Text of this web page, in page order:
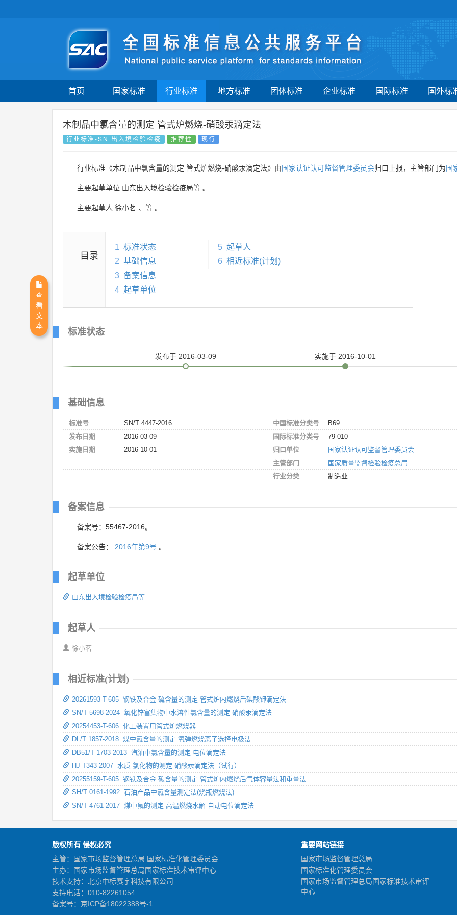
首页 国家标准 行业标准 地方标准 团体标准 企业标准 国际标准 国外标
木制品中氯含量的测定 管式炉燃烧-硝酸汞滴定法
行业标准-SN 出入境检验检疫 推荐性 现行
行业标准《木制品中氯含量的测定 管式炉燃烧-硝酸汞滴定法》由国家认证认可监督管理委员会归口上报，主管部门为国
主要起草单位 山东出入境检验检疫局等 。
主要起草人 徐小茗 、 等 。
目录
1 标准状态
2 基础信息
3 备案信息
4 起草单位
5 起草人
6 相近标准(计划)
标准状态
发布于 2016-03-09 实施于 2016-10-01
基础信息
标准号
SN/T 4447-2016
发布日期
2016-03-09
实施日期
2016-10-01
中国标准分类号
B69
国际标准分类号
79-010
归口单位
国家认证认可监督管理委员会
主管部门
国家质量监督检验检疫总局
行业分类
制造业
备案信息
备案号：55467-2016。
备案公告： 2016年第9号 。
起草单位
山东出入境检验检疫局等
起草人
徐小茗
相近标准(计划)
20261593-T-605 钢铁及合金 硫含量的测定 管式炉内燃烧后碘酸钾滴定法
SN/T 5698-2024 氧化锌富集物中水溶性氯含量的测定 硝酸汞滴定法
20254453-T-606 化工装置用管式炉燃烧器
DL/T 1857-2018 煤中氯含量的测定 氧弹燃烧离子选择电极法
DB51/T 1703-2013 汽油中氯含量的测定 电位滴定法
HJ T343-2007 水质 氯化物的测定 硝酸汞滴定法（试行）
20255159-T-605 钢铁及合金 碳含量的测定 管式炉内燃烧后气体容量法和重量法
SH/T 0161-1992 石油产品中氯含量测定法(烧瓶燃烧法)
SN/T 4761-2017 煤中氟的测定 高温燃烧水解-自动电位滴定法
版权所有 侵权必究
主管：国家市场监督管理总局 国家标准化管理委员会
主办：国家市场监督管理总局国家标准技术审评中心
技术支持：北京中标赛宇科技有限公司
支持电话：010-82261054
备案号： 京ICP备18022388号-1
重要网站链接
国家市场监督管理总局
国家标准化管理委员会
国家市场监督管理总局国家标准技术审评
中心
查
看
文
本